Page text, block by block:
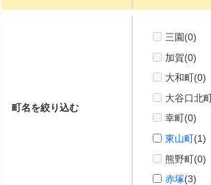
町名を絞り込む
三園(0)
加賀(0)
大和町(0)
大谷口北
幸町(0)
東山町(1)
熊野町(0)
赤塚(3)